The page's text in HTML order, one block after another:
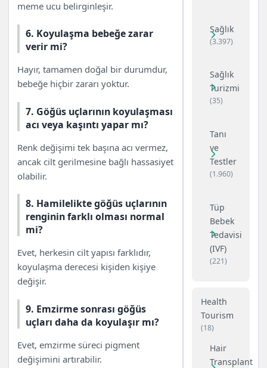
meme ucu belirginleşir.
6. Koyulaşma bebeğe zarar
verir mi?
Hayır, tamamen doğal bir durumdur,
bebeğe hiçbir zararı yoktur.
7. Göğüs uçlarının koyulaşması
acı veya kaşıntı yapar mı?
Renk değişimi tek başına acı vermez,
ancak cilt gerilmesine bağlı hassasiyet
olabilir.
8. Hamilelikte göğüs uçlarının
renginin farklı olması normal
mi?
Evet, herkesin cilt yapısı farklıdır,
koyulaşma derecesi kişiden kişiye
değişir.
9. Emzirme sonrası göğüs
uçları daha da koyulaşır mı?
Evet, emzirme süreci pigment
değişimini artırabilir.
Sağlık
(3.397)
Sağlık
Turizmi
(35)
Tanı
ve
Testler
(1.960)
Tüp
Bebek
Tedavisi
(IVF)
(221)
Health
Tourism
(18)
Hair
Transplant